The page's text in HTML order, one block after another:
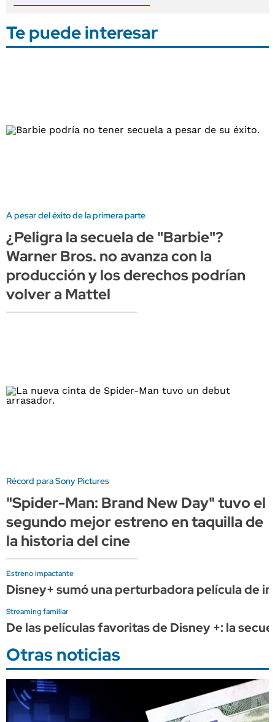
Te puede interesar
A pesar del éxito de la primera parte
¿Peligra la secuela de "Barbie"?
Warner Bros. no avanza con la
producción y los derechos podrían
volver a Mattel
Récord para Sony Pictures
"Spider-Man: Brand New Day" tuvo el
segundo mejor estreno en taquilla de
la historia del cine
Estreno impactante
Disney+ sumó una perturbadora película de
Streaming familiar
De las películas favoritas de Disney +: la
Otras noticias